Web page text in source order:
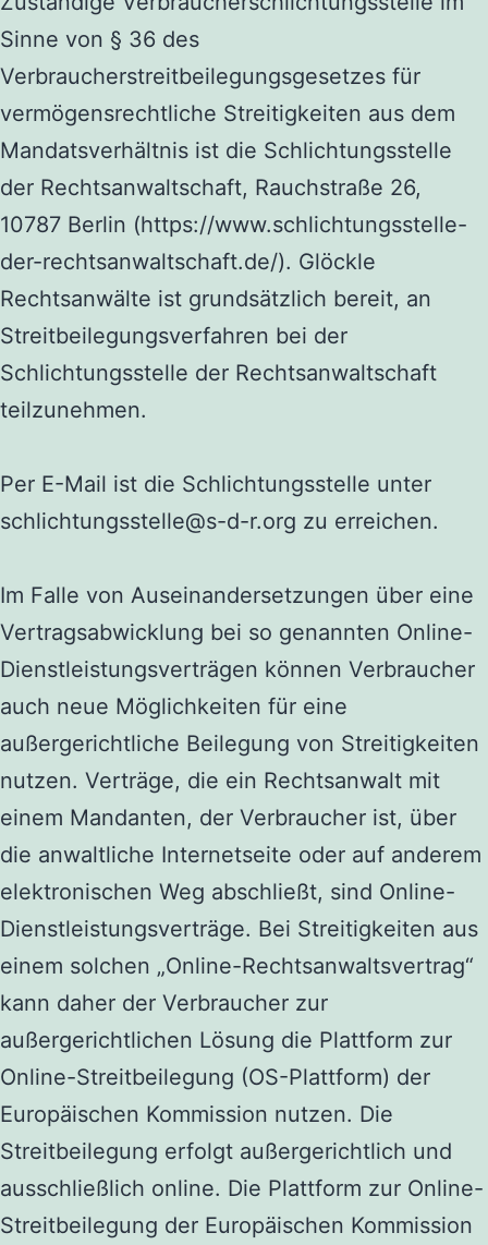
Sinne von § 36 des
Verbraucherstreitbeilegungsgesetzes für
vermögensrechtliche Streitigkeiten aus dem
Mandatsverhältnis ist die Schlichtungsstelle
der Rechtsanwaltschaft, Rauchstraße 26,
10787 Berlin (https://www.schlichtungsstelle-
der-rechtsanwaltschaft.de/). Glöckle
Rechtsanwälte ist grundsätzlich bereit, an
Streitbeilegungsverfahren bei der
Schlichtungsstelle der Rechtsanwaltschaft
teilzunehmen.
Per E-Mail ist die Schlichtungsstelle unter
schlichtungsstelle@s-d-r.org zu erreichen.
Im Falle von Auseinandersetzungen über eine
Vertragsabwicklung bei so genannten Online-
Dienstleistungsverträgen können Verbraucher
auch neue Möglichkeiten für eine
außergerichtliche Beilegung von Streitigkeiten
nutzen. Verträge, die ein Rechtsanwalt mit
einem Mandanten, der Verbraucher ist, über
die anwaltliche Internetseite oder auf anderem
elektronischen Weg abschließt, sind Online-
Dienstleistungsverträge. Bei Streitigkeiten aus
einem solchen „Online-Rechtsanwaltsvertrag“
kann daher der Verbraucher zur
außergerichtlichen Lösung die Plattform zur
Online-Streitbeilegung (OS-Plattform) der
Europäischen Kommission nutzen. Die
Streitbeilegung erfolgt außergerichtlich und
ausschließlich online. Die Plattform zur Online-
Streitbeilegung der Europäischen Kommission